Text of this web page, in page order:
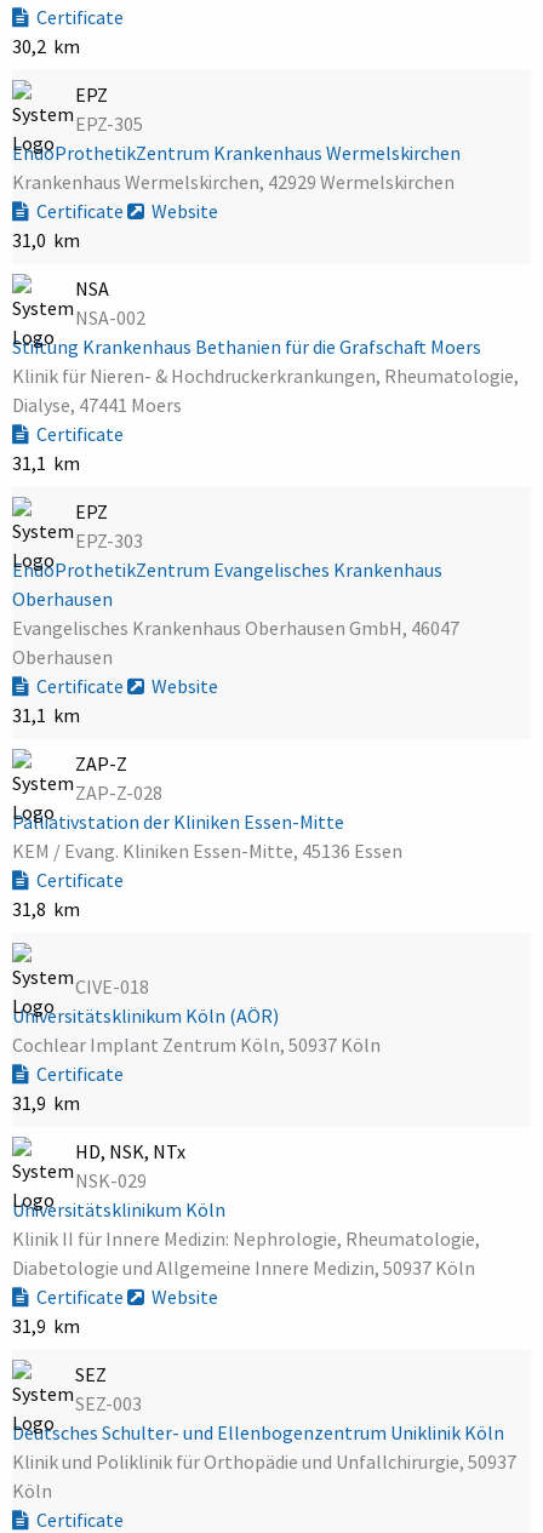
Certificate
30,2 km
EPZ
EPZ-305
EndoProthetikZentrum Krankenhaus Wermelskirchen
Krankenhaus Wermelskirchen, 42929 Wermelskirchen
Certificate
Website
31,0 km
NSA
NSA-002
Stiftung Krankenhaus Bethanien für die Grafschaft Moers
Klinik für Nieren- & Hochdruckerkrankungen, Rheumatologie,
Dialyse, 47441 Moers
Certificate
31,1 km
EPZ
EPZ-303
EndoProthetikZentrum Evangelisches Krankenhaus
Oberhausen
Evangelisches Krankenhaus Oberhausen GmbH, 46047
Oberhausen
Certificate
Website
31,1 km
ZAP-Z
ZAP-Z-028
Palliativstation der Kliniken Essen-Mitte
KEM / Evang. Kliniken Essen-Mitte, 45136 Essen
Certificate
31,8 km
CIVE-018
Universitätsklinikum Köln (AÖR)
Cochlear Implant Zentrum Köln, 50937 Köln
Certificate
31,9 km
HD, NSK, NTx
NSK-029
Universitätsklinikum Köln
Klinik II für Innere Medizin: Nephrologie, Rheumatologie,
Diabetologie und Allgemeine Innere Medizin, 50937 Köln
Certificate
Website
31,9 km
SEZ
SEZ-003
Deutsches Schulter- und Ellenbogenzentrum Uniklinik Köln
Klinik und Poliklinik für Orthopädie und Unfallchirurgie, 50937
Köln
Certificate